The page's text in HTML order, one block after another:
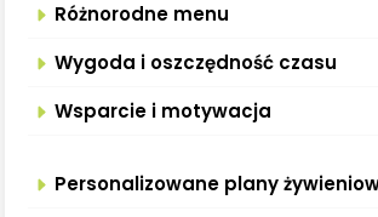
Różnorodne menu
Wygoda i oszczędność czasu
Wsparcie i motywacja
Personalizowane plany